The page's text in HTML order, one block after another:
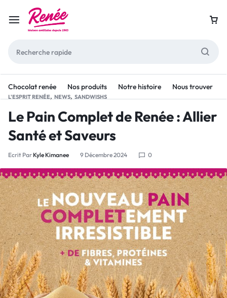
Chocolat renée Nos produits Notre histoire Nous trouver
L'ESPRIT RENÉE, NEWS, SANDWISHS
Le Pain Complet de Renée : Allier
Santé et Saveurs
Ecrit Par Kyle Kimanee 9 Décembre 2024 0